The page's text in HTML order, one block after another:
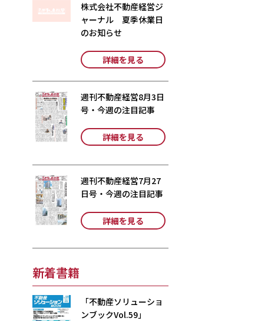
株式会社不動産経営ジ
ャーナル 夏季休業日
のお知らせ
詳細を見る
週刊不動産経営8月3日
号・今週の注目記事
詳細を見る
週刊不動産経営7月27
日号・今週の注目記事
詳細を見る
新着書籍
「不動産ソリューショ
ンブックVol.59」